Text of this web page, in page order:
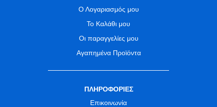
Ο Λογαριασμός μου
Το Καλάθι μου
Οι παραγγελίες μου
Αγαπημένα Προϊόντα
ΠΛΗΡΟΦΟΡΙΕΣ
Επικοινωνία